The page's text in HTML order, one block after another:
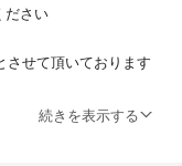
ださい
させて頂いております
続きを表示する